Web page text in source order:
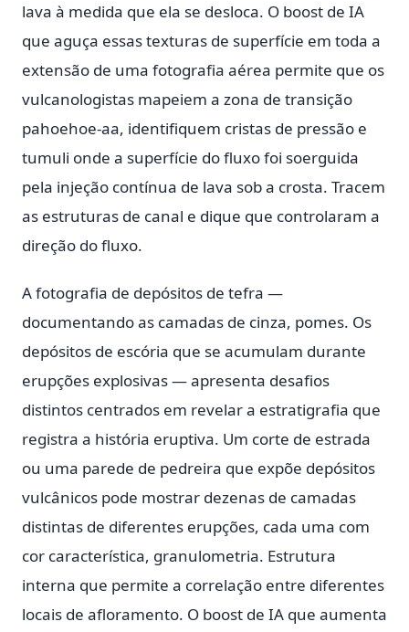
lava à medida que ela se desloca. O boost de IA
que aguça essas texturas de superfície em toda a
extensão de uma fotografia aérea permite que os
vulcanologistas mapeiem a zona de transição
pahoehoe-aa, identifiquem cristas de pressão e
tumuli onde a superfície do fluxo foi soerguida
pela injeção contínua de lava sob a crosta. Tracem
as estruturas de canal e dique que controlaram a
direção do fluxo.
A fotografia de depósitos de tefra —
documentando as camadas de cinza, pomes. Os
depósitos de escória que se acumulam durante
erupções explosivas — apresenta desafios
distintos centrados em revelar a estratigrafia que
registra a história eruptiva. Um corte de estrada
ou uma parede de pedreira que expõe depósitos
vulcânicos pode mostrar dezenas de camadas
distintas de diferentes erupções, cada uma com
cor característica, granulometria. Estrutura
interna que permite a correlação entre diferentes
locais de afloramento. O boost de IA que aumenta